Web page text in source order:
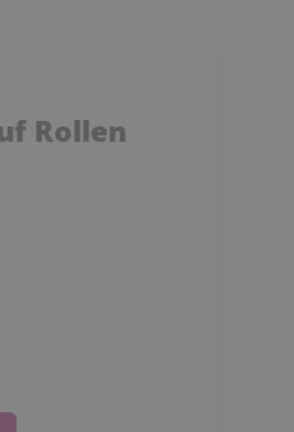
Rollen